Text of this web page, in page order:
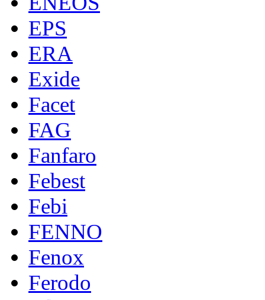
EPS
ERA
Exide
Facet
FAG
Fanfaro
Febest
Febi
FENNO
Fenox
Ferodo